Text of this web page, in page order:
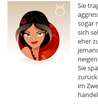
Sie
sogar
sich
eher
Sie
im